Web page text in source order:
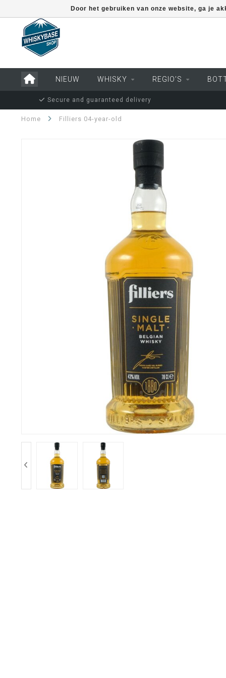
NIEUW WHISKY REGIO'S
Secure and guaranteed delivery
Home Filliers 04-year-old
Door het gebruiken van onze website, ga je